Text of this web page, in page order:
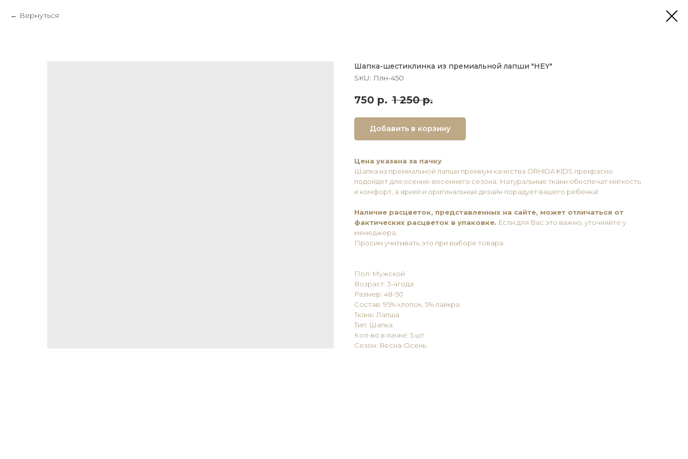
Вернуться
Шапка-шестиклинка из премиальной лапши "HEY"
SKU: Плн-450
750 р. 1 250 р.
Добавить в корзину
Цена указана за пачку
Шапка из премиальной лапши премиум качества ORHIDA KIDS прекрасно
подойдет для осенне-весеннего сезона. Натуральные ткани обеспечат мягкость
и комфорт, а яркий и оригинальный дизайн порадует вашего ребенка!
Наличие расцветок, представленных на сайте, может отличаться от
фактических расцветок в упаковке. Если для Вас это важно, уточняйте у
менеджера.
Просим учитывать это при выборе товара.
Пол: Мужской
Возраст: 3-4года
Размер: 48-50
Состав: 95% хлопок, 5% лайкра
Ткань: Лапша
Тип: Шапка
Кол-во в пачке: 5 шт
Сезон: Весна-Осень